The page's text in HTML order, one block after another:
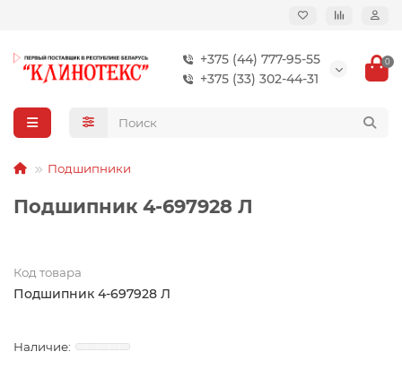
+375 (44) 777-95-55
+375 (33) 302-44-31
0
Подшипники
Подшипник 4-697928 Л
Код товара
Подшипник 4-697928 Л